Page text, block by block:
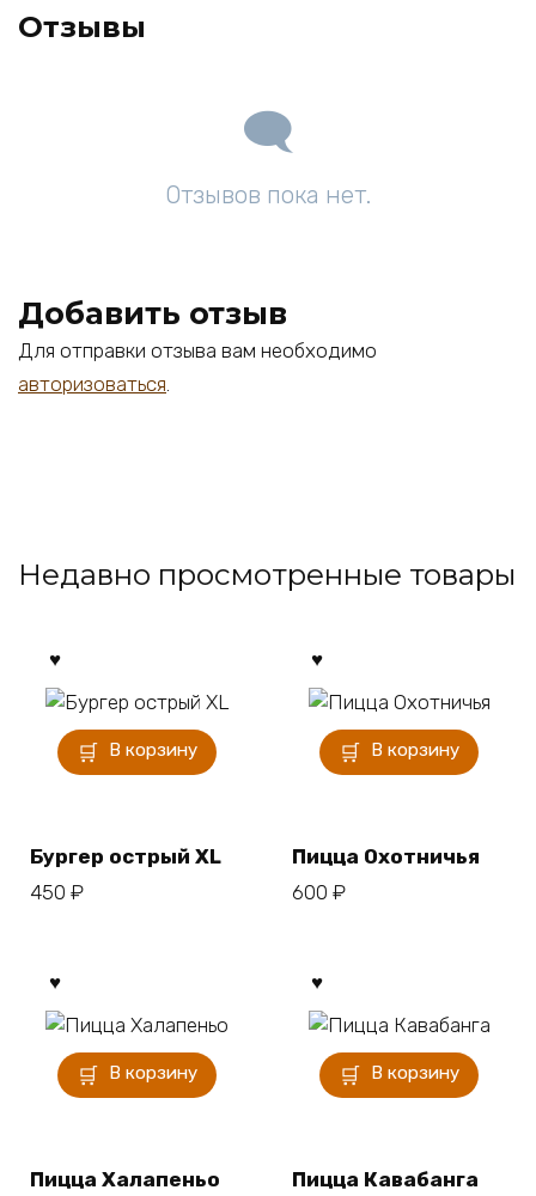
Отзывы
Отзывов пока нет.
Добавить отзыв
Для отправки отзыва вам необходимо
авторизоваться
Недавно просмотренные товары
В корзину
Бургер острый XL
450 ₽
В корзину
Пицца Охотничья
600 ₽
В корзину
Пицца Халапеньо
В корзину
Пицца Кавабанга